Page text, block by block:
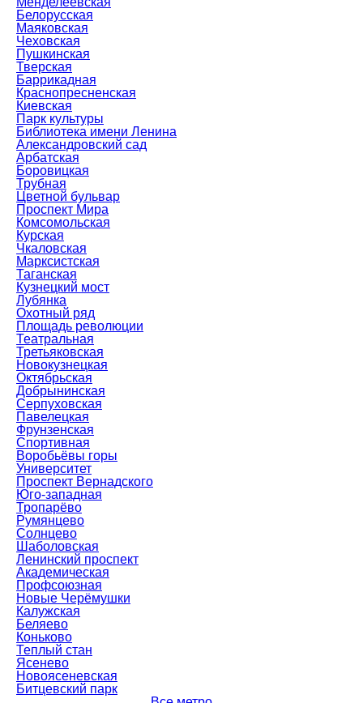
Белорусская
Маяковская
Чеховская
Пушкинская
Тверская
Баррикадная
Краснопресненская
Киевская
Парк культуры
Библиотека имени Ленина
Александровский сад
Арбатская
Боровицкая
Трубная
Цветной бульвар
Проспект Мира
Комсомольская
Курская
Чкаловская
Марксистская
Таганская
Кузнецкий мост
Лубянка
Охотный ряд
Площадь революции
Театральная
Третьяковская
Новокузнецкая
Октябрьская
Добрынинская
Серпуховская
Павелецкая
Фрунзенская
Спортивная
Воробьёвы горы
Университет
Проспект Вернадского
Юго-западная
Тропарёво
Румянцево
Солнцево
Шаболовская
Ленинский проспект
Академическая
Профсоюзная
Новые Черёмушки
Калужская
Беляево
Коньково
Теплый стан
Ясенево
Новоясеневская
Битцевский парк